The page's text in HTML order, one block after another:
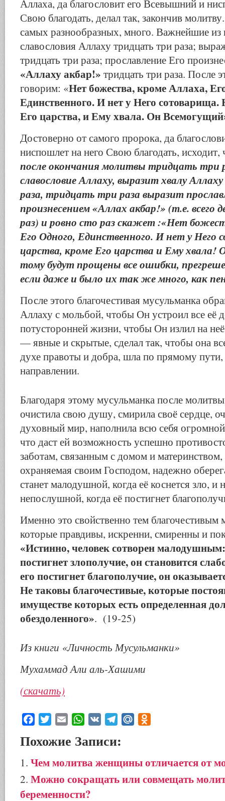
Аллаха, да благословит его Всевышний и
Свою благодать, делал так, закончив
самых разнообразных, много. Важнейшие
славословия Аллаху тридцать три раза;
тридцать три раза; прославление Его
«Аллаху акбар!» тридцать три раза. После
говорим: «Нет божества, кроме Аллаха,
Единственного. И нет у Него сотоварища.
Его царства, и Ему хвала. Он
Достоверно от самого пророка, да
ниспошлет на него Свою благодать, исходит,
после окончания молитвы тридцать три
славословие Аллаху, выразит хвалу
раза, тридцать три раза выразит
произнесением «Аллах акбар!» (т.е. всего
раз) и ровно сто раз скажет :«Нет
Его Одного, Единственного. И нет у
царства, кроме Его царства и Ему хвала!
тому будут прощены все ошибки,
если даже и было их так же много, как
После этого благочестивая мусульманка
Аллаху с мольбой, чтобы Он устроил все её
потусторонней жизни, чтобы Он излил на
— явные и скрытые, сделал так, чтобы она
духе правоты и добра, шла по прямому
направлении.
Благодаря этому мусульманка после
очистила свою душу, смирила своё сердце,
духовный мир, наполнила всю себя
что даст ей возможность успешно
заботам, связанным с домом и
охраняемая своим Господом, надежно
станет малодушной, когда её коснется зло, и
непослушной, когда её постигнет
Именно это свойственно тем благочестивым
которые правдивы, искренни, смиренны и
«Истинно, человек сотворен
постигнет злополучие, он становится
его постигнет благополучие, он
Не таковы благочестивые, которые
имуществе которых есть определенная
обездоленного». (19-25)
Из книги «Личность Мусульманки»
Мухаммад Али аль-Хашими
(скачать)
Facebook
Twitter Email WhatsApp
VK TelegramMail.Ru
Похожие Записи:
Чем молитва женщины отличается от
Можно сокращать или совмещать
беременности?